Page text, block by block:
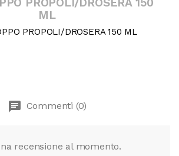
PROPOLI/DROSERA 150
ML
PROPOLI/DROSERA 150 ML
chat Commenti (0)
recensione al momento.